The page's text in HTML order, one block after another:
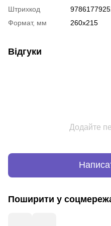
Штрихкод
Формат, мм
260х215
Відгуки
Додайте
Поширити у